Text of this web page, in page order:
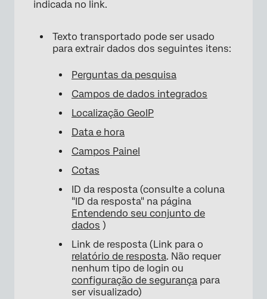
indicada no link.
Texto transportado pode ser usado
para extrair dados dos seguintes itens:
Perguntas da pesquisa
Campos de dados integrados
Localização GeoIP
Data e hora
Campos Painel
Cotas
ID da resposta (consulte a coluna
"ID da resposta" na página
Entendendo seu conjunto de
dados )
Link de resposta (Link para o
relatório de resposta. Não requer
nenhum tipo de login ou
configuração de segurança para
ser visualizado)